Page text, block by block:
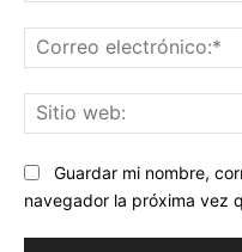
Guardar mi nombre,
navegador la próxima vez